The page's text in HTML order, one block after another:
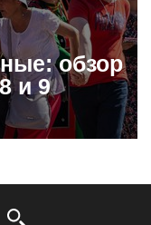
обзор
и 9